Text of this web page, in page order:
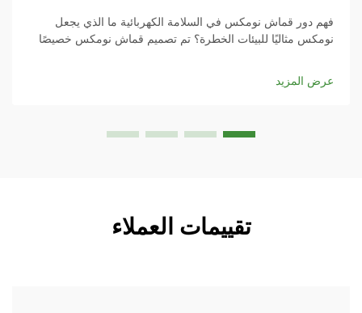
فهم دور قماش نومكس في السلامة الكهربائية ما الذي يجعل
نومكس مثاليًا للبيئات الخطرة؟ تم تصميم قماش نومكس خصيصًا
عرض المزيد
تقييمات العملاء